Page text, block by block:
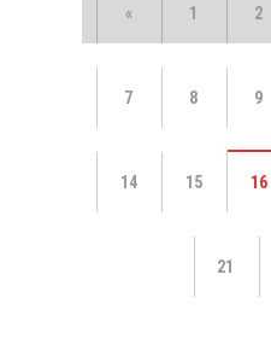
« 1 2
7 8 9
14 15 16
21